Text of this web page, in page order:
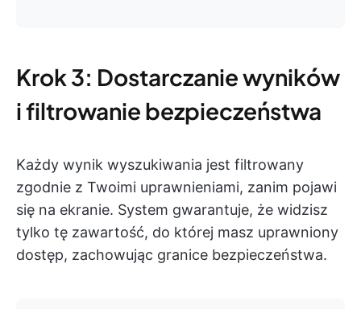
Krok 3: Dostarczanie wyników
i filtrowanie bezpieczeństwa
Każdy wynik wyszukiwania jest filtrowany
zgodnie z Twoimi uprawnieniami, zanim pojawi
się na ekranie. System gwarantuje, że widzisz
tylko tę zawartość, do której masz uprawniony
dostęp, zachowując granice bezpieczeństwa.